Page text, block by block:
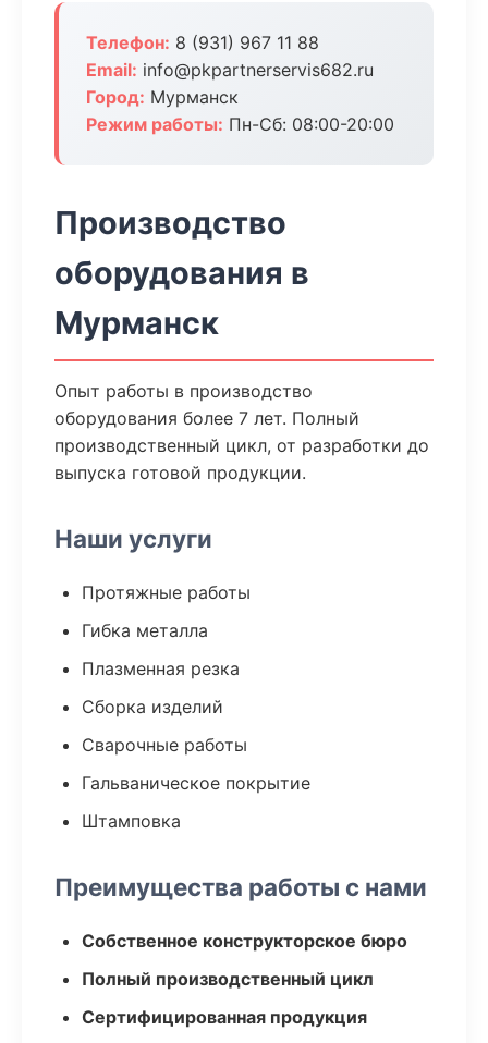
Телефон: 8 (931) 967 11 88
Email: info@pkpartnerservis682.ru
Город: Мурманск
Режим работы: Пн-Сб: 08:00-20:00
Производство
оборудования в
Мурманск
Опыт работы в производство
оборудования более 7 лет. Полный
производственный цикл, от разработки до
выпуска готовой продукции.
Наши услуги
Протяжные работы
Гибка металла
Плазменная резка
Сборка изделий
Сварочные работы
Гальваническое покрытие
Штамповка
Преимущества работы с нами
Собственное конструкторское бюро
Полный производственный цикл
Сертифицированная продукция